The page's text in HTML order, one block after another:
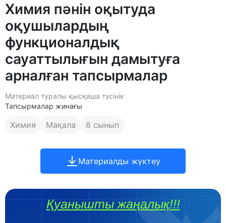
Химия пәнін оқытуда
оқушылардың
функционалдық
сауаттылығын дамытуға
арналған тапсырмалар
Материал туралы қысқаша түсінік
Тапсырмалар жинағы
Химия Мақала 8 сынып
Материалды жүктеу
Қуанышты жаңалық!!!